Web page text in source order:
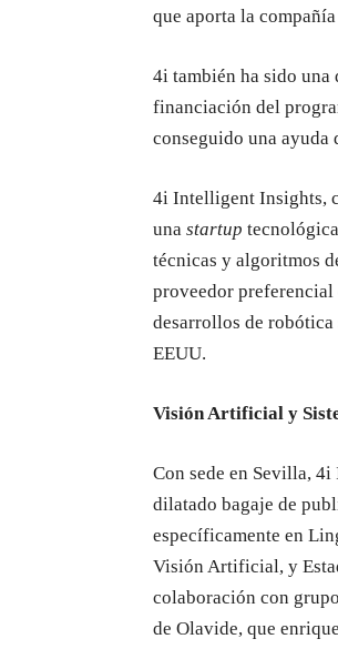
que aporta la
4i también ha sido una
financiación del
conseguido una ayuda
4i Intelligent Insights,
una startup
técnicas y algoritmos
proveedor
desarrollos de
EEUU.
Visión Artificial y
Con sede en Sevilla,
dilatado bagaje de
específicamente en
Visión Artificial, y
colaboración con
de Olavide, que